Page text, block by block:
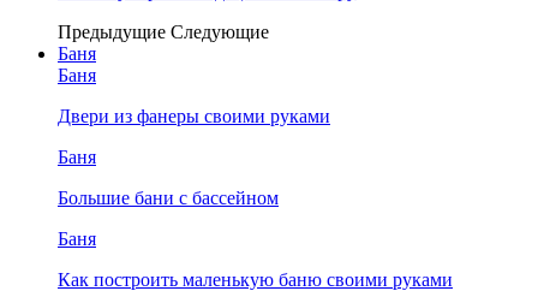
Предыдущие Следующие
Баня
Баня
Двери из фанеры своими руками
Баня
Большие бани с бассейном
Баня
Как построить маленькую баню своими руками